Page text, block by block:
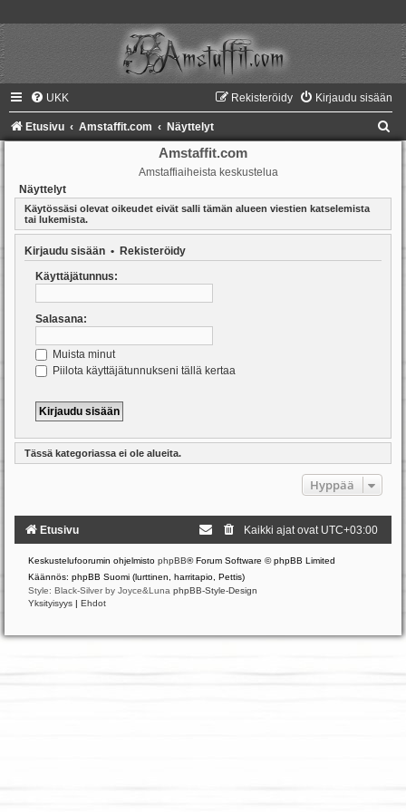
UKK Kirjaudu sisään
Rekisteröidy
Etusivu Amstaffit.com Näyttelyt
Amstaffit.com
Amstaffiaiheista keskustelua
Näyttelyt
Käytössäsi olevat oikeudet eivät salli tämän alueen viestien katselemista
tai lukemista.
Kirjaudu sisään • Rekisteröidy
Käyttäjätunnus:
Salasana:
Muista minut
Piilota käyttäjätunnukseni tällä kertaa
Tässä kategoriassa ei ole alueita.
Hyppää
Etusivu Kaikki ajat ovat UTC+03:00
Keskustelufoorumin ohjelmisto phpBB® Forum Software © phpBB Limited
Käännös: phpBB Suomi (lurttinen, harritapio, Pettis)
Style: Black-Silver by Joyce&Luna phpBB-Style-Design
Yksityisyys | Ehdot